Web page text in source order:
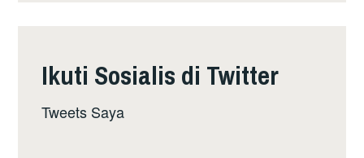
Ikuti Sosialis di Twitter
Tweets Saya